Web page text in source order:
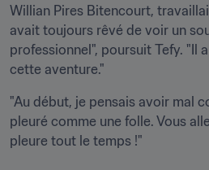
Willian Pires Bitencourt,
avait toujours rêvé de voir un
professionnel", poursuit Tefy. "Il
cette aventure."
"Au début, je pensais avoir mal
pleuré comme une folle. Vous
pleure tout le temps !"